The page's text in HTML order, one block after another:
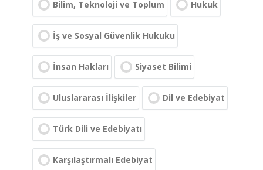
Bilim, Teknoloji ve Toplum Hukuk
İş ve Sosyal Güvenlik Hukuku
İnsan Hakları Siyaset Bilimi
Uluslararası İlişkiler Dil ve Edebiyat
Türk Dili ve Edebiyatı
Karşılaştırmalı Edebiyat